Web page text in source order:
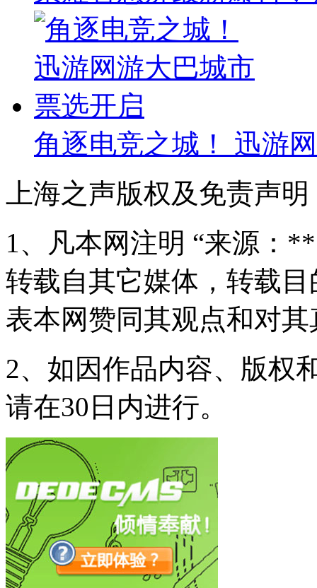
角逐电竞之城！ 迅游
上海之声版权及免责声明
1、凡本网注明 “来源：
转载自其它媒体，转载
表本网赞同其观点和对
2、如因作品内容、版权
请在30日内进行。